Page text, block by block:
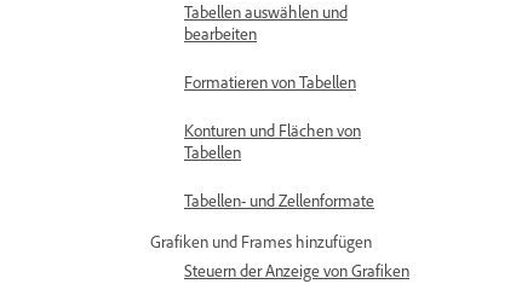
Tabellen auswählen und
bearbeiten
Formatieren von Tabellen
Konturen und Flächen von
Tabellen
Tabellen- und Zellenformate
Grafiken und Frames hinzufügen
Steuern der Anzeige von Grafiken